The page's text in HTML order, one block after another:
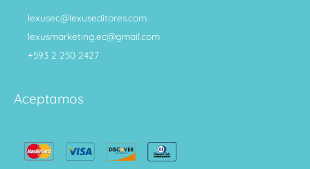
lexusec@lexuseditores.com
lexusmarketing.ec@gmail.com
+593 2 250 2427
Aceptamos